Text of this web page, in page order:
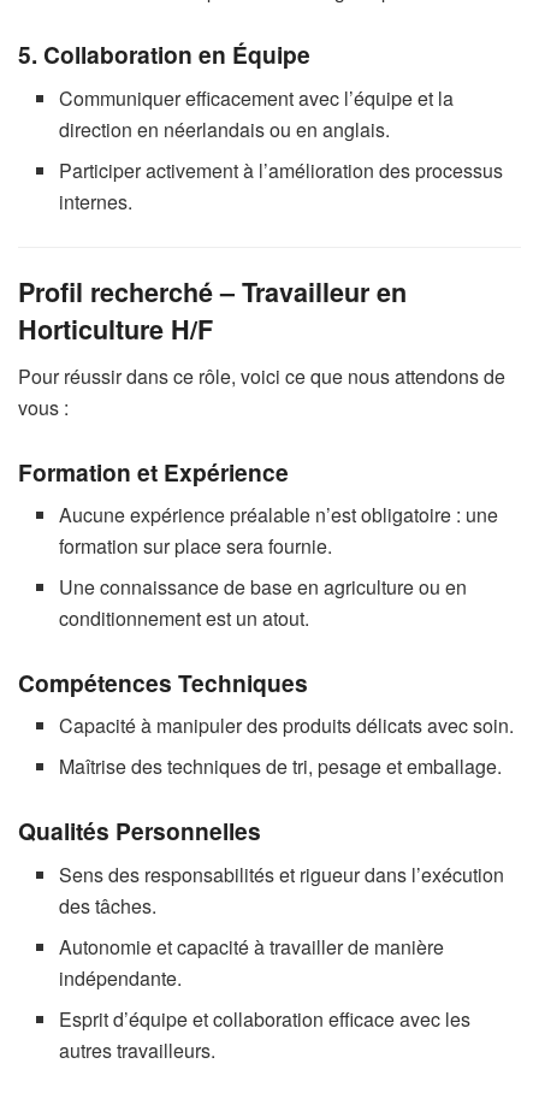
5. Collaboration en Équipe
Communiquer efficacement avec l’équipe et la
direction en néerlandais ou en anglais.
Participer activement à l’amélioration des processus
internes.
Profil recherché – Travailleur en
Horticulture H/F
Pour réussir dans ce rôle, voici ce que nous attendons de
vous :
Formation et Expérience
Aucune expérience préalable n’est obligatoire : une
formation sur place sera fournie.
Une connaissance de base en agriculture ou en
conditionnement est un atout.
Compétences Techniques
Capacité à manipuler des produits délicats avec soin.
Maîtrise des techniques de tri, pesage et emballage.
Qualités Personnelles
Sens des responsabilités et rigueur dans l’exécution
des tâches.
Autonomie et capacité à travailler de manière
indépendante.
Esprit d’équipe et collaboration efficace avec les
autres travailleurs.